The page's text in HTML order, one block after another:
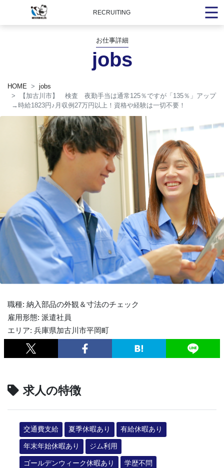
RECRUITING
お仕事詳細
jobs
HOME
jobs
【加古川市】 検査 夜勤手当は通常125％ですが「135％」アップ
→時給1823円 ♪ 月収例27万円以上！資格や経験は一切不要！
職種: 納入部品の外観＆寸法のチェック
雇用形態: 派遣社員
エリア: 兵庫県加古川市平岡町
求人の特徴
交通費支給 夏季休暇あり 有給休暇あり
年末年始休暇あり ジム利用
ゴールデンウィーク休暇あり 学歴不問